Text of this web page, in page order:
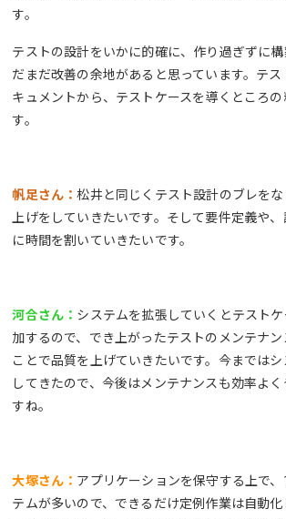
す。
テストの設計をいかに的確に、作り過ぎずに
だまだ改善の余地があると思っています。テス
キュメントから、テストケースを導くところ
す。
帆足さん：松井と同じくテスト設計のブレを
上げをしていきたいです。そして要件定義や
に時間を割いていきたいです。
河合さん： システムを拡張していくとテスト
加するので、でき上がったテストのメンテナ
ことで品質を上げていきたいです。今までは
してきたので、今後はメンテナンスも効率よ
すね。
大塚さん： アプリケーションを保守する上で
テムが多いので、できるだけ定例作業は自動